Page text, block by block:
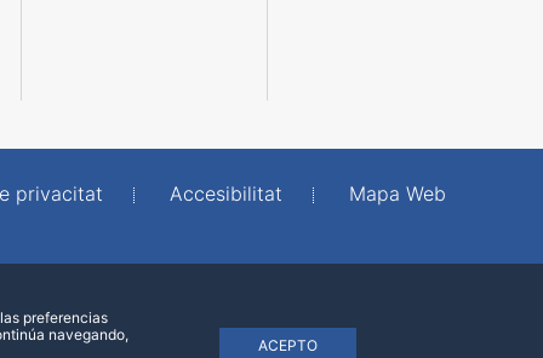
privacitat Accesibilitat
Mapa Web
preferencias
navegando,
ACEPTO